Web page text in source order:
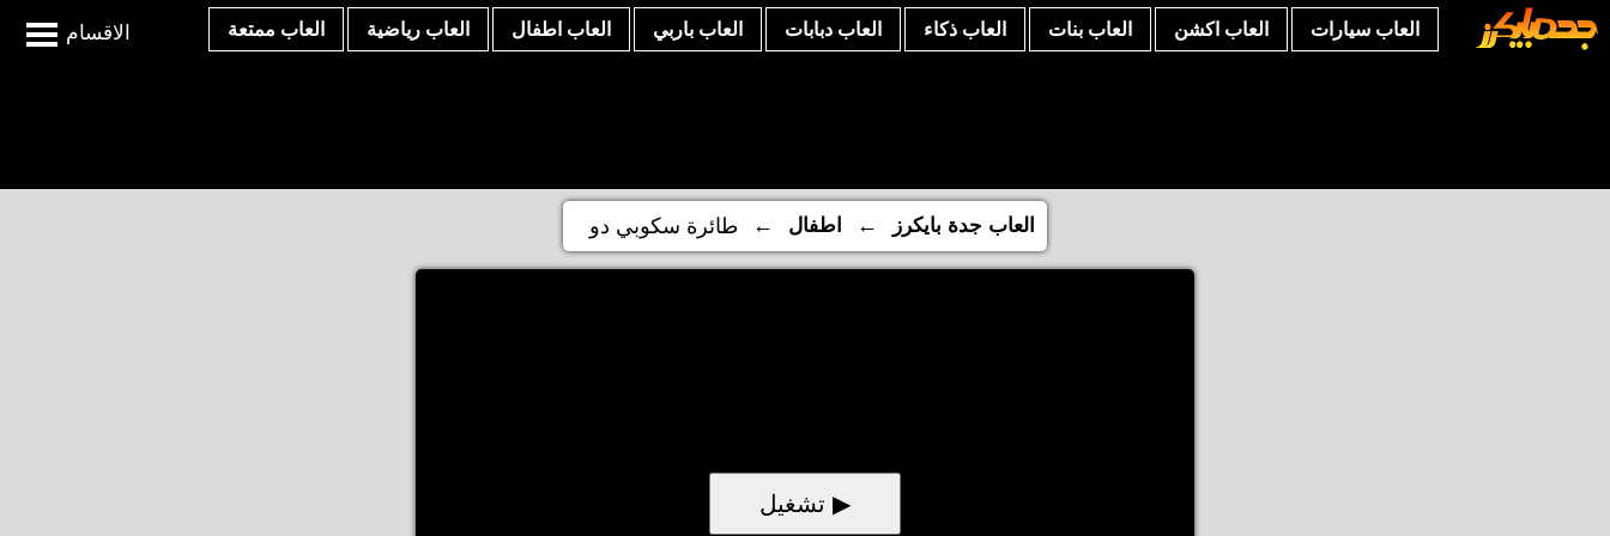
الاقسام العاب سيارات العاب اكشن العاب بنات العاب ذكاء العاب دبابات العاب باربي العاب اطفال العاب رياضية العاب ممتعة
العاب جدة بايكرز ← اطفال ← طائرة سكوبي دو
▶ تشغيل